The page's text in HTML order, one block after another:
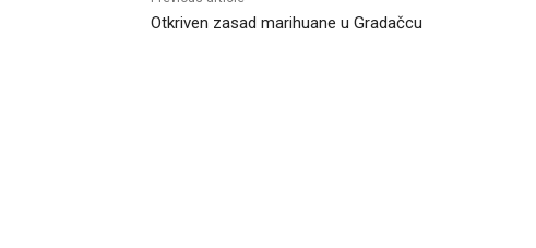
Otkriven zasad marihuane u Gradačcu